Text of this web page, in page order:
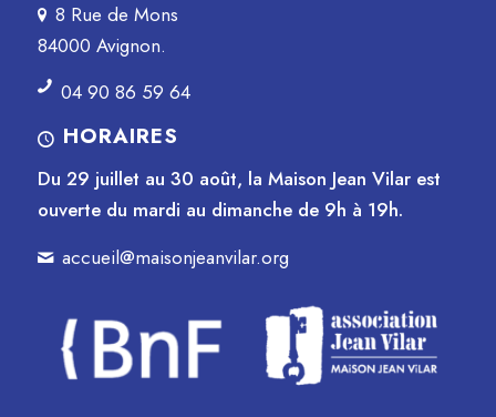
8 Rue de Mons
84000 Avignon.
04 90 86 59 64
HORAIRES
Du 29 juillet au 30 août, la Maison Jean Vilar est
ouverte du mardi au dimanche de 9h à 19h.
accueil@maisonjeanvilar.org